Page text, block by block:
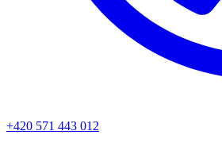
+420 571 443 012